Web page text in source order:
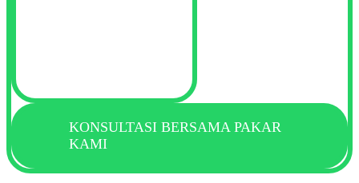
KONSULTASI BERSAMA PAKAR
KAMI